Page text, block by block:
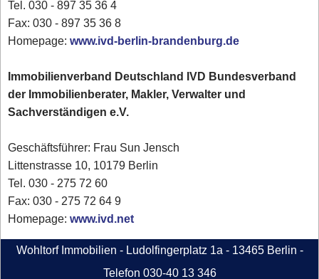
Tel. 030 - 897 35 36 4
Fax: 030 - 897 35 36 8
Homepage:www.ivd-berlin-brandenburg.de
Immobilienverband Deutschland IVD Bundesverband
der Immobilienberater, Makler, Verwalter und
Sachverständigen e.V.
Geschäftsführer: Frau Sun Jensch
Littenstrasse 10, 10179 Berlin
Tel. 030 - 275 72 60
Fax: 030 - 275 72 64 9
Homepage:www.ivd.net
Wohltorf Immobilien - Ludolfingerplatz 1a - 13465 Berlin -
Telefon 030-40 13 346